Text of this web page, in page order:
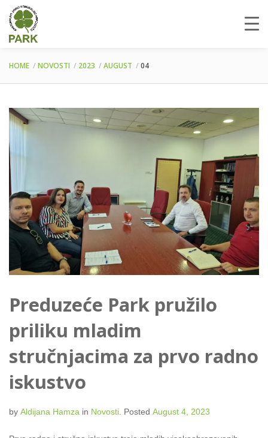
HOME NOVOSTI 2023 AUGUST 04
Preduzeće Park pružilo
priliku mladim
stručnjacima za prvo radno
iskustvo
by Aldijana Hamza in Novosti Posted August 4, 2023